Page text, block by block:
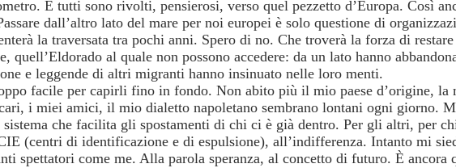
E tutti sono rivolti, pensierosi, verso quel pezzetto d’Europa. Così
dall’altro lato del mare per noi europei è solo questione di
la traversata tra pochi anni. Spero di no. Che troverà la forza di
quell’Eldorado al quale non possono accedere: da un lato hanno
e leggende di altri migranti hanno insinuato nelle loro menti.
facile per capirli fino in fondo. Non abito più il mio paese d’origine, la
i miei amici, il mio dialetto napoletano sembrano lontani ogni giorno.
che facilita gli spostamenti di chi ci è già dentro. Per gli altri, per
(centri di identificazione e di espulsione), all’indifferenza. Intanto mi
spettatori come me. Alla parola speranza, al concetto di futuro. È